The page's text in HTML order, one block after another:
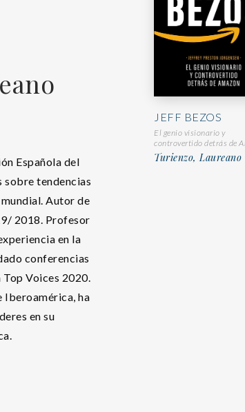
Española del
sobre tendencias
Autor de
2018. Profesor
en la
conferencias
Top Voices 2020.
Iberoamérica, ha
en su
JEFF BEZOS
El genio visionario y
controvertido detrás de
Turienzo, Laureano